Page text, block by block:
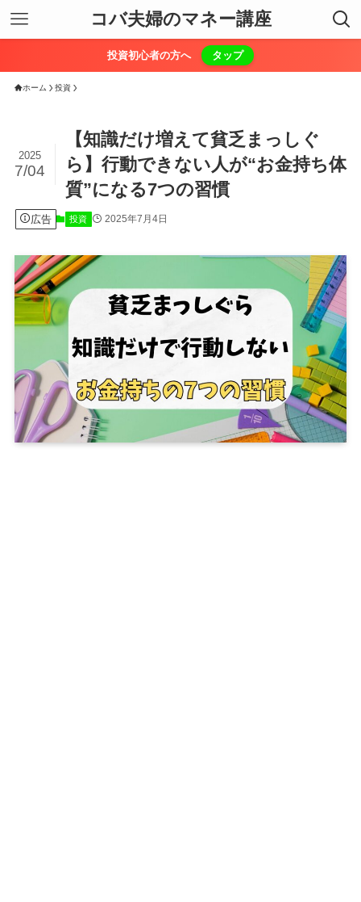
コバ夫婦のマネー講座
投資初心者の方へ タップ
ホーム 投資
【知識だけ増えて貧乏まっしぐ
ら】行動できない人が“お金持ち体
質”になる7つの習慣
2025
7/04
広告 投資 2025年7月4日